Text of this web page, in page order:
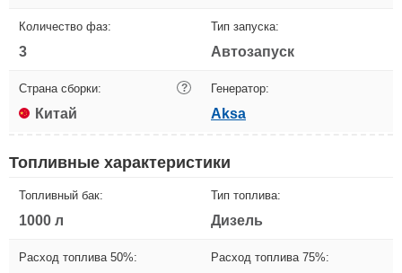
Количество фаз:
3
Тип запуска:
Автозапуск
Страна сборки: ?
Китай
Генератор:
Aksa
Топливные характеристики
Топливный бак:
1000 л
Тип топлива:
Дизель
Расход топлива 50%: Расход топлива 75%: